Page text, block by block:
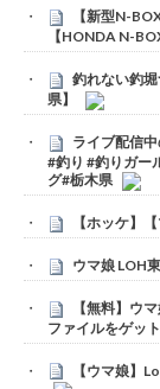
【新型N-
【HONDA N-
釣れない釣
県】
ライブ配信
#釣り #釣りガー
グ#栃木県
【ホッケ】
ウマ娘 LOH
【無料】ウ
ファイルをゲッ
【ウマ娘】